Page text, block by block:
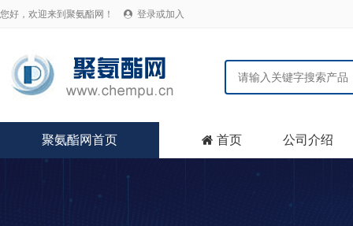
您好，欢迎来到聚氨酯网！  登录或加入
聚氨酯网首页  首页 公司介绍